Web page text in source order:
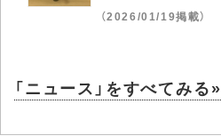
（2026/01/19掲載）
「ニュース」をすべてみる»